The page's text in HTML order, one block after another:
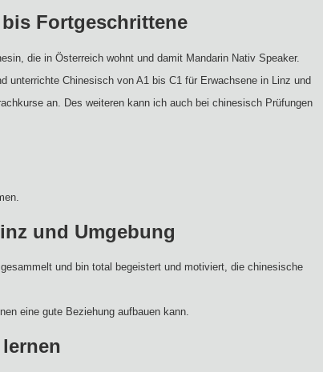
Fortgeschrittene
die in Österreich wohnt und damit Mandarin Nativ Speaker.
unterrichte Chinesisch von A1 bis C1 für Erwachsene in Linz und
an. Des weiteren kann ich auch bei chinesisch Prüfungen
und Umgebung
und bin total begeistert und motiviert, die chinesische
eine gute Beziehung aufbauen kann.